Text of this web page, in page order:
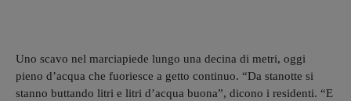
Uno scavo nel marciapiede lungo una decina di metri, oggi
pieno d’acqua che fuoriesce a getto continuo. “Da stanotte si
stanno buttando litri e litri d’acqua buona”, dicono i residenti. “E